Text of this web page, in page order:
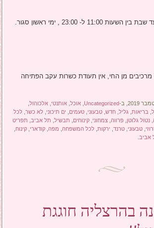
ל- 23:00 , ימי ראשון סגור.
מרכיבים מן החי, אין תעודת כשרות עקב הפתיחה
Uncategorized
,אוכל ,אותנטי ,אלכוהול
בריאות גליל ,חדש ,טבעוני ,טעמים ים תיכוני ,לא כשר ,לכל
,נטול גלוטן פרווה ,צמחוני ,קינוחים תבשיל תל אביב תפריט
,טבעוני ,טרנד ירקות ,לכל המשפחה מפה ,קודארי ,קינוח
אביב
בהרצליה חוגגת